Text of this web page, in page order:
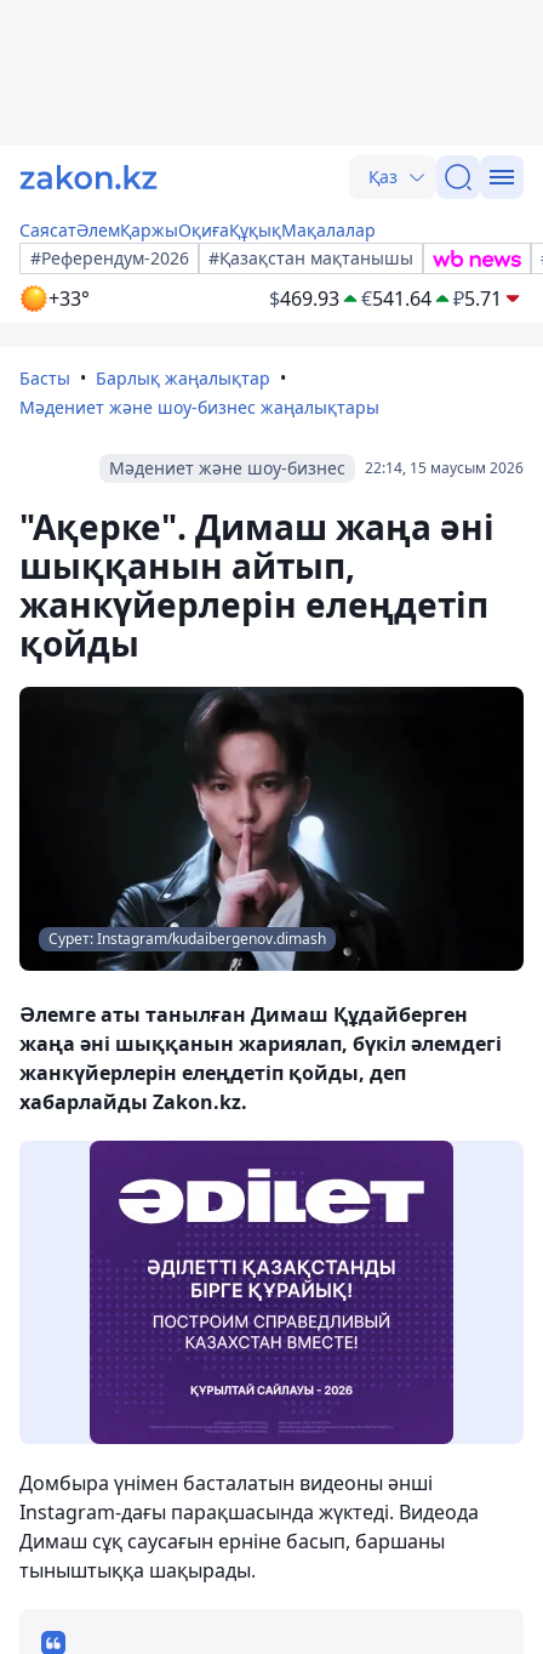
Қаз
СаясатӘлемҚаржыОқиғаҚұқықМақалалар
#Референдум-2026
#Қазақстан мақтанышы
+33° $469.93 €541.64 ₽5.71
Басты
Барлық жаңалықтар
Мәдениет және шоу-бизнес жаңалықтары
22:14, 15 маусым 2026
Мәдениет және шоу-бизнес
"Ақерке". Димаш жаңа әні
шыққанын айтып,
жанкүйерлерін елеңдетіп
қойды
Сурет: Instagram/kudaibergenov.dimash
Әлемге аты танылған Димаш Құдайберген
жаңа әні шыққанын жариялап, бүкіл әлемдегі
жанкүйерлерін елеңдетіп қойды, деп
хабарлайды Zakon.kz.
Домбыра үнімен басталатын видеоны әнші
Instagram-дағы парақшасында жүктеді. Видеода
Димаш сұқ саусағын ерніне басып, баршаны
тыныштыққа шақырады.